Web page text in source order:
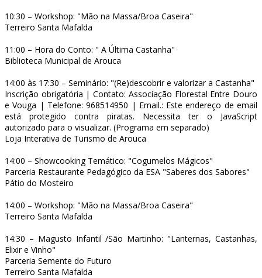
10:30 – Workshop: "Mão na Massa/Broa Caseira"
Terreiro Santa Mafalda
11:00 – Hora do Conto: " A Última Castanha"
Biblioteca Municipal de Arouca
14:00 às 17:30 – Seminário: "(Re)descobrir e valorizar a Castanha"
Inscrição obrigatória | Contato: Associação Florestal Entre Douro
e Vouga | Telefone: 968514950 | Email.: Este endereço de email
está protegido contra piratas. Necessita ter o JavaScript
autorizado para o visualizar. (Programa em separado)
Loja Interativa de Turismo de Arouca
14:00 – Showcooking Temático: "Cogumelos Mágicos"
Parceria Restaurante Pedagógico da ESA "Saberes dos Sabores"
Pátio do Mosteiro
14:00 – Workshop: "Mão na Massa/Broa Caseira"
Terreiro Santa Mafalda
14:30 – Magusto Infantil /São Martinho: "Lanternas, Castanhas,
Elixir e Vinho"
Parceria Semente do Futuro
Terreiro Santa Mafalda